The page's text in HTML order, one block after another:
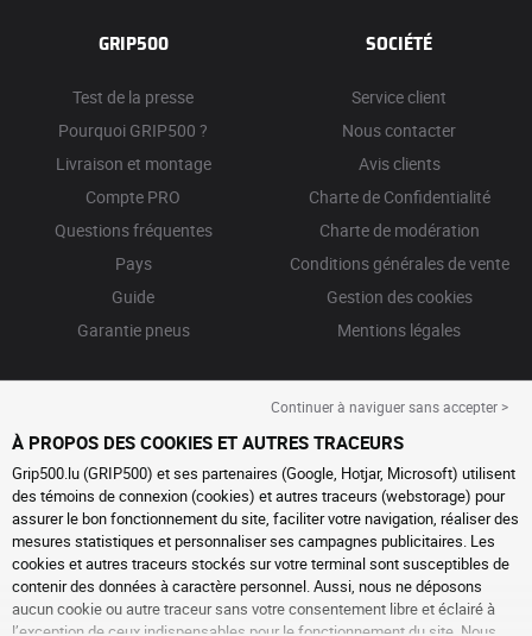
GRIP500
Test de la presse
Pourquoi GRIP500 ?
Livraison et montage
Compte PRO
Questions fréquentes
Pays
Guide
Garantie pneus
SOCIÉTÉ
Service client
Nous contacter
Avis clients
Charte de Confidentialité
Charte de modération
Conditions générales de vente
Gestion des cookies
Mentions légales
Continuer à naviguer sans accepter >
À PROPOS DES COOKIES ET AUTRES TRACEURS
Grip500.lu (GRIP500) et ses partenaires (Google, Hotjar, Microsoft) utilisent
des témoins de connexion (cookies) et autres traceurs (webstorage) pour
assurer le bon fonctionnement du site, faciliter votre navigation, réaliser des
mesures statistiques et personnaliser ses campagnes publicitaires. Les
cookies et autres traceurs stockés sur votre terminal sont susceptibles de
contenir des données à caractère personnel. Aussi, nous ne déposons
aucun cookie ou autre traceur sans votre consentement libre et éclairé à
l’exception de ceux indispensables pour le fonctionnement du site. Nous